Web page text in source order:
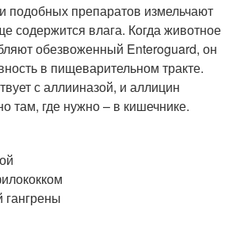
подобных препаратов измельчают
содержится влага. Когда животное
обезвоженный Enteroguard, он
в пищеварительном тракте.
с аллииназой, и аллицин
там, где нужно – в кишечнике.
гангрены